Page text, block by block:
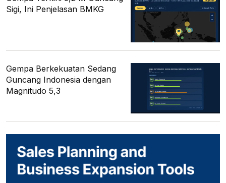
Sigi, Ini Penjelasan BMKG
Gempa Berkekuatan Sedang
Guncang Indonesia dengan
Magnitudo 5,3